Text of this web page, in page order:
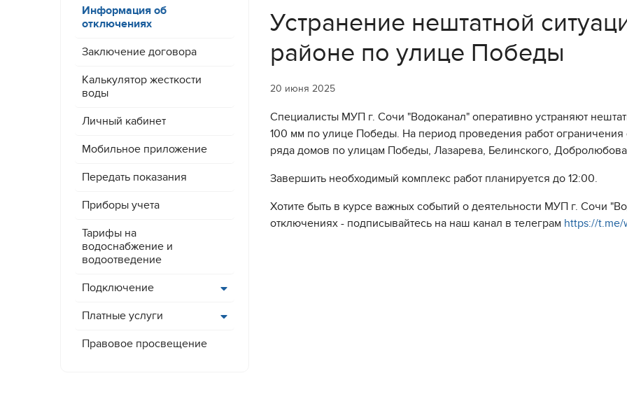
Информация об
отключениях
Заключение договора
Калькулятор жесткости
воды
Личный кабинет
Мобильное приложение
Передать показания
Приборы учета
Тарифы на
водоснабжение и
водоотведение
Подключение
Платные услуги
Правовое просвещение
Устранение нештатной
районе по улице Победы
20 июня 2025
Специалисты МУП г. Сочи "Водоканал" оперативно устраняют
100 мм по улице Победы. На период проведения работ
ряда домов по улицам Победы, Лазарева, Белинского,
Завершить необходимый комплекс работ планируется до 12:00.
Хотите быть в курсе важных событий о деятельности МУП г. Сочи
отключениях - подписывайтесь на наш канал в телеграм https://t.me/